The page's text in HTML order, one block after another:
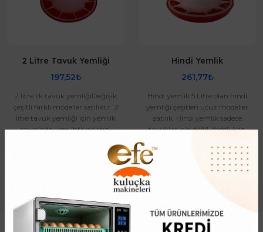
2 Litre Tavuk Yemliği
197,52₺
2 litre lik tavuk yemliğiDeğişik
çeşitli farklı modeller satılıktır. 2
litre tavuk yemliği için yemlik
sayesinde yem ihtiyaçlarını
Hindi Yemlik
261,77₺
Hindi yemlik 5 Litre olan hindi
yemliği çeşitleri ucuz modeller
satılık. Hindi yemlik sadece
tavuklar için değil, ördek kaz,